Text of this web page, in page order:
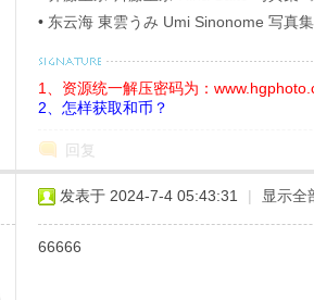
• 东云海 東雲うみ Umi Sinonome 写真
1、资源统一解压密码为：
2、怎样获取和币？
回复
发表于 2024-7-4 05:43:31 | 显示全
66666